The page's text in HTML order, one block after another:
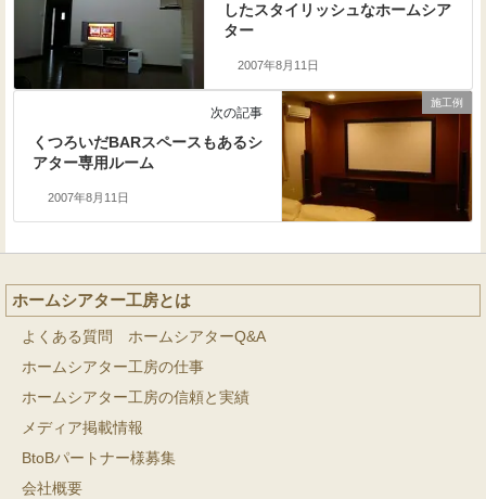
したスタイリッシュなホームシア
ター
2007年8月11日
施工例
次の記事
くつろいだBARスペースもあるシ
アター専用ルーム
2007年8月11日
ホームシアター工房とは
よくある質問 ホームシアターQ&A
ホームシアター工房の仕事
ホームシアター工房の信頼と実績
メディア掲載情報
BtoBパートナー様募集
会社概要